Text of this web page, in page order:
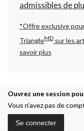
admissibles de
*Offre exclusive
TriangleMD sur les
savoir plus
Ouvrez une session
Vous n’avez pas de
Se connecter